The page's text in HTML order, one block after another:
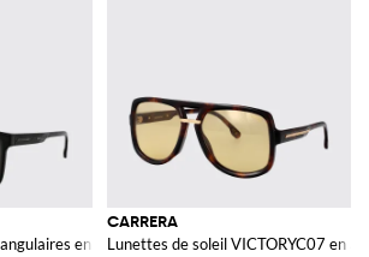
en éco-polyamide avec verres foncés
CARRERA
Lunettes de soleil VICTORYC07 en